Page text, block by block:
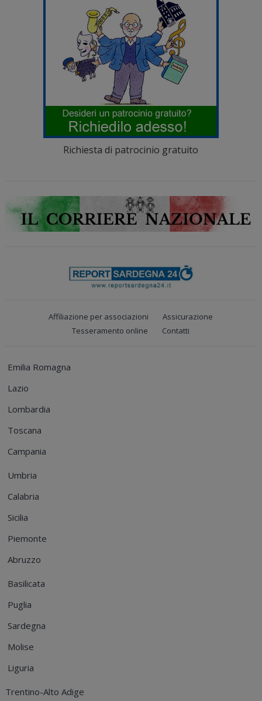
Richiesta di patrocinio gratuito
Affiliazione per associazioni
Assicurazione
Tesseramento online
Contatti
Emilia Romagna
Lazio
Lombardia
Toscana
Campania
Umbria
Calabria
Sicilia
Piemonte
Abruzzo
Basilicata
Puglia
Sardegna
Molise
Liguria
Trentino-Alto Adige